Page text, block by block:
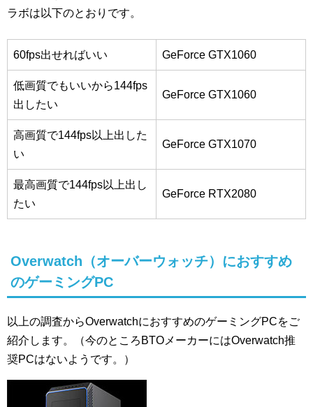
ラボは以下のとおりです。
60fps出せればいい GeForce GTX1060
低画質でもいいから144fps
出したい
GeForce GTX1060
高画質で144fps以上出した
い
GeForce GTX1070
最高画質で144fps以上出し
たい
GeForce RTX2080
Overwatch（オーバーウォッチ）におすすめ
のゲーミングPC
以上の調査からOverwatchにおすすめのゲーミングPCをご
紹介します。（今のところBTOメーカーにはOverwatch推
奨PCはないようです。）